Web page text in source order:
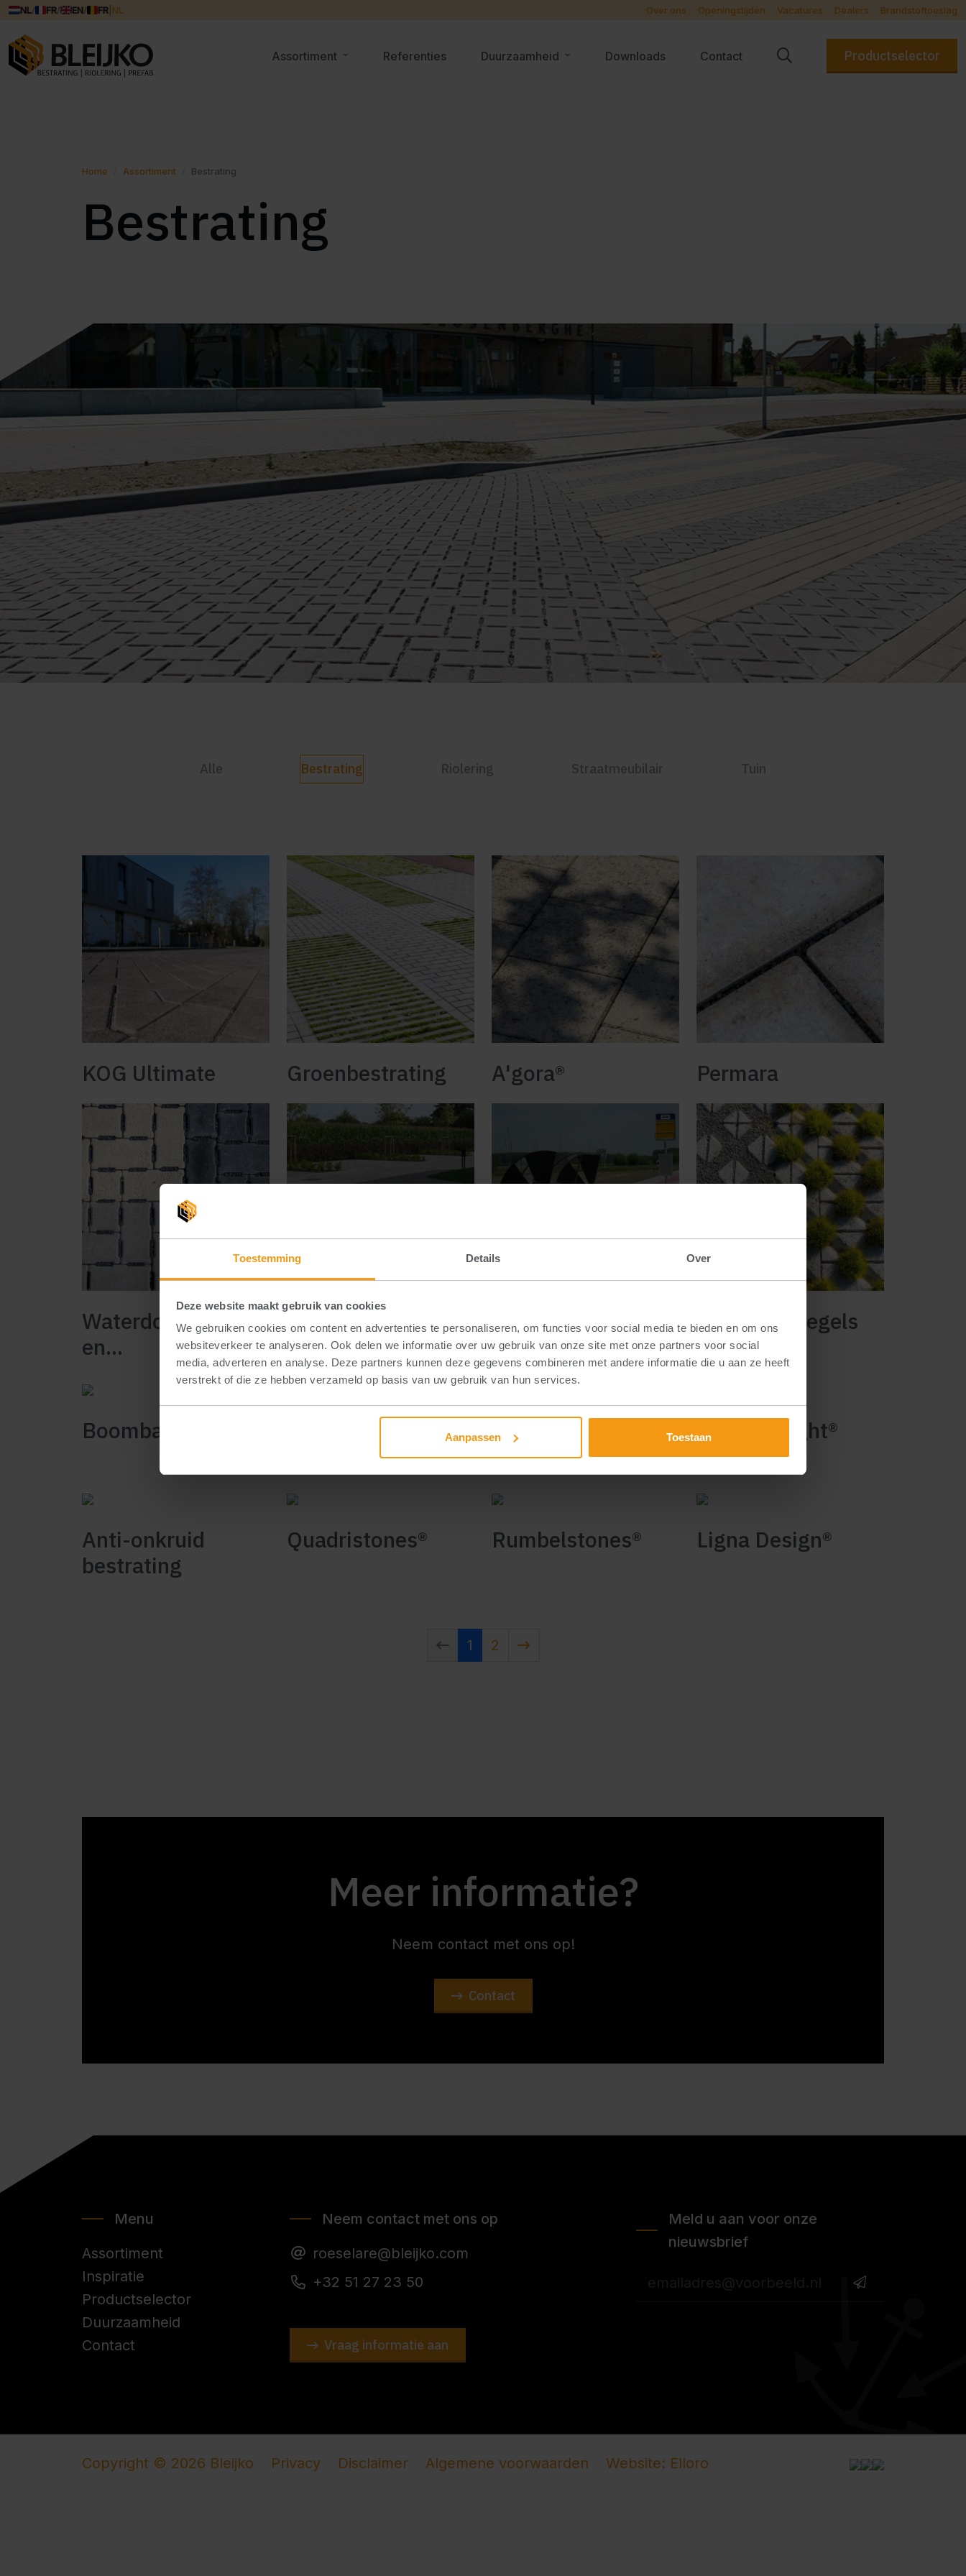
Toestemming Details Over
Deze website maakt gebruik van cookies
We gebruiken cookies om content en advertenties te personaliseren, om functies voor social media te bieden en om ons
websiteverkeer te analyseren. Ook delen we informatie over uw gebruik van onze site met onze partners voor social
media, adverteren en analyse. Deze partners kunnen deze gegevens combineren met andere informatie die u aan ze heeft
verstrekt of die ze hebben verzameld op basis van uw gebruik van hun services.
Aanpassen Toestaan
NL/ FR/ EN/ FR NL Over ons Openingstijden Vacatures Dealers Brandstoftoeslag
Assortiment Referenties Duurzaamheid Downloads Contact Productselector
Home Assortiment Bestrating
Bestrating
Alle Bestrating Riolering Straatmeubilair Tuin
KOG Ultimate Groenbestrating A'gora® Permara
Waterdoorlatende-
en
waterpasserende
bestrating
Betonstraatstenen Betontegels Grasbetontegels
Boombakken
Aspero - de
moderne kassei
Bleijko Bright®
Anti-onkruid
bestrating
Quadristones® Rumbelstones® Ligna Design®
1 2
Meer informatie?
Neem contact met ons op!
Contact
Menu
Assortiment
Inspiratie
Productselector
Duurzaamheid
Contact
Neem contact met ons op
roeselare@bleijko.com
+32 51 27 23 50
Vraag informatie aan
Meld u aan voor onze
nieuwsbrief
Copyright © 2026 Bleijko Privacy Disclaimer Algemene voorwaarden Website: Elloro